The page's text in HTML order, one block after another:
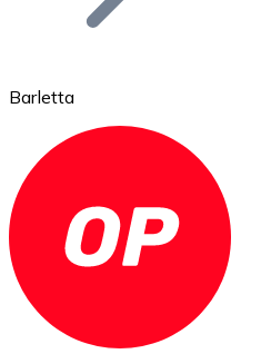
Ethereum
ETH
Barletta